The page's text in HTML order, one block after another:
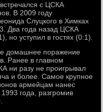
с ЦСКА
В 2009 году
Слуцкого в Химках
Два года назад ЦСКА
но уступил в гостях (0:1).
домашнее поражение
Ранее в главном
ни разу не проигрывал
и более. Самое крупное
армейцам нанес
года, разгромив